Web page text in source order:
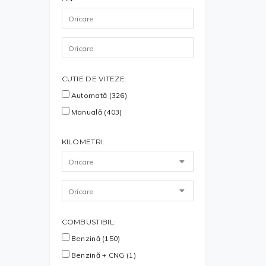
CUTIE DE VITEZE:
Automată (326)
Manuală (403)
KILOMETRI:
COMBUSTIBIL:
Benzină (150)
Benzină + CNG (1)